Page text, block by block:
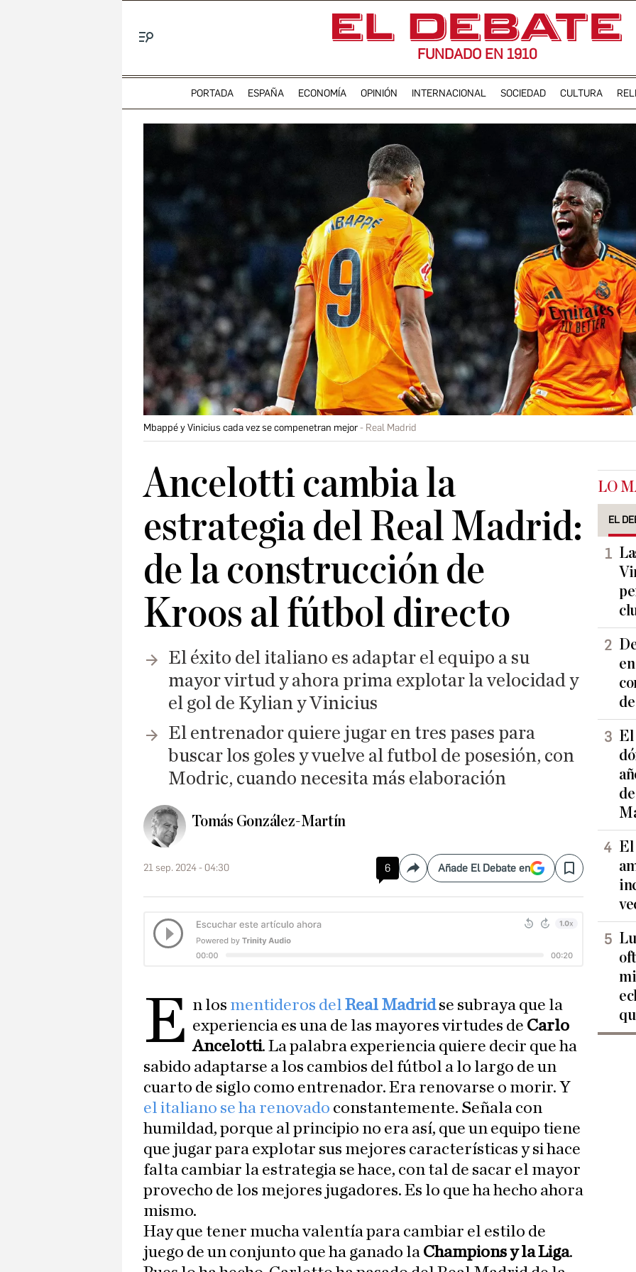
FUNDADO EN 1910
PORTADA ESPAÑA ECONOMÍA OPINIÓN INTERNACIONAL SOCIEDAD CULTURA
Mbappé y Vinicius cada vez se compenetran mejor Real Madrid
Ancelotti cambia la
estrategia del Real Madrid:
de la construcción de
Kroos al fútbol directo
El éxito del italiano es adaptar el equipo a su
mayor virtud y ahora prima explotar la velocidad y
el gol de Kylian y Vinicius
El entrenador quiere jugar en tres pases para
buscar los goles y vuelve al futbol de posesión, con
Modric, cuando necesita más elaboración
Tomás González-Martín
21 sep. 2024 - 04:30 6 CompartirAñade El Debate en Save
E n los mentideros delReal Madridse subraya que la
experiencia es una de las mayores virtudes de Carlo
Ancelotti. La palabra experiencia quiere decir que ha
sabido adaptarse a los cambios del fútbol a lo largo de un
cuarto de siglo como entrenador. Era renovarse o morir. Y
el italiano se ha renovado constantemente. Señala con
humildad, porque al principio no era así, que un equipo tiene
que jugar para explotar sus mejores características y si hace
falta cambiar la estrategia se hace, con tal de sacar el mayor
provecho de los mejores jugadores. Es lo que ha hecho ahora
mismo.
Hay que tener mucha valentía para cambiar el estilo de
juego de un conjunto que ha ganado la Champions y la Liga.
LO
EL
El
El